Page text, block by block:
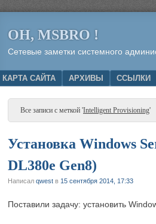
OH, MSBRO !
Сетевые заметки системного
Menu
SKIP TO CONTENT
КАРТА САЙТА АРХИВЫ ССЫЛКИ
Все записи с меткой 'Intelligent Provisioning'
Установка Windows
DL380e Gen8)
Написал qwest в 15 сентября 2014, 17:33
Поставили задачу: установить